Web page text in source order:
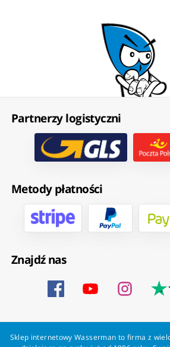
Partnerzy logistyczni
Metody płatności
Znajdź nas
Sklep internetowy Wasserman to firma z